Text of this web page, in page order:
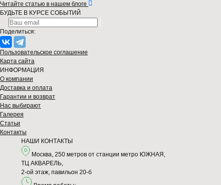
Читайте статью в нашем блоге 
БУДЬТЕ В КУРСЕ СОБЫТИЙ
Поделиться:
Пользовательское соглашение
Карта сайта
ИНФОРМАЦИЯ
О компании
Доставка и оплата
Гарантии и возврат
Нас выбирают
Галерея
Статьи
Контакты
НАШИ КОНТАКТЫ
Москва, 250 метров от станции метро ЮЖНАЯ,
ТЦ АКВАРЕЛЬ,
2-ой этаж, павильон 20-б